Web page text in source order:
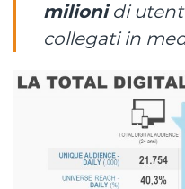
milionidi utenti
collegati in